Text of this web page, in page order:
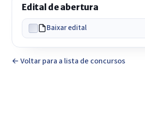
Edital de abertura
Baixar edital
← Voltar para a lista de concursos